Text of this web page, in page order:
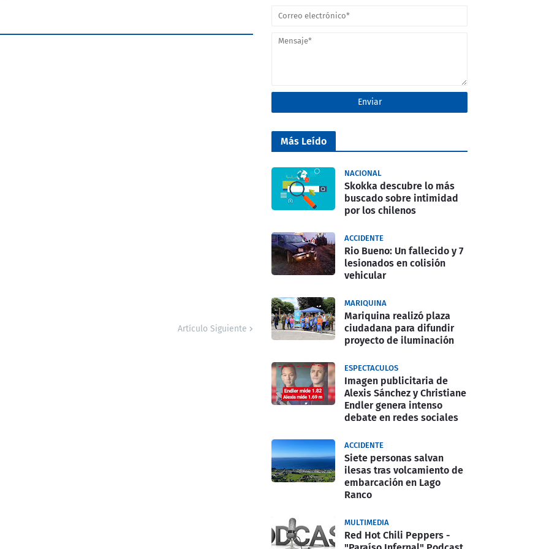
Artículo Siguiente
Más Leído
NACIONAL
Skokka descubre lo más
buscado sobre intimidad
por los chilenos
ACCIDENTE
Rio Bueno: Un fallecido y 7
lesionados en colisión
vehicular
MARIQUINA
Mariquina realizó plaza
ciudadana para difundir
proyecto de iluminación
ESPECTACULOS
Imagen publicitaria de
Alexis Sánchez y Christiane
Endler genera intenso
debate en redes sociales
ACCIDENTE
Siete personas salvan
ilesas tras volcamiento de
embarcación en Lago
Ranco
MULTIMEDIA
Red Hot Chili Peppers -